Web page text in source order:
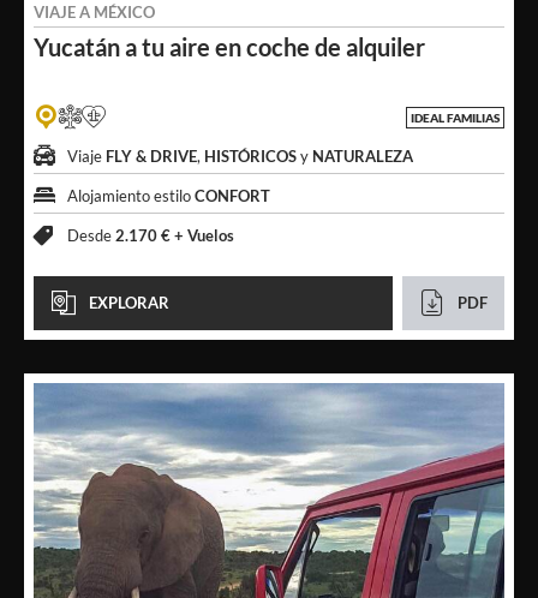
Yucatán a tu aire en coche de alquiler
VIAJE A MÉXICO
IDEAL FAMILIAS
Viaje FLY & DRIVE, HISTÓRICOSy NATURALEZA
Alojamiento estiloCONFORT
Desde2.170 € + Vuelos
EXPLORAR PDF